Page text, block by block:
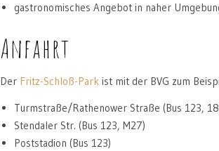
gastronomisches Angebot in naher
Anfahrt
Der Fritz-Schloß-Park ist mit der BVG zum
Turmstraße/Rathenower Straße (Bus 123,
Stendaler Str. (Bus 123, M27)
Poststadion (Bus 123)